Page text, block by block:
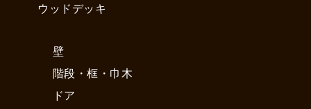
ウッドデッキ
壁
階段・框・巾木
ドア